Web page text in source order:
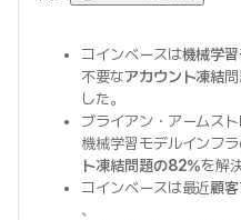
コインベースは機械学
不要なアカウント凍結
した。
ブライアン・アームスト
機械学習モデルインフ
ト凍結問題の82%を解
コインベースは最近顧
、